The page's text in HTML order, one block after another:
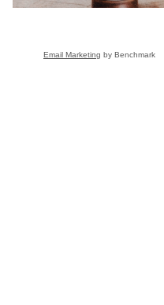
Email Marketing by Benchmark